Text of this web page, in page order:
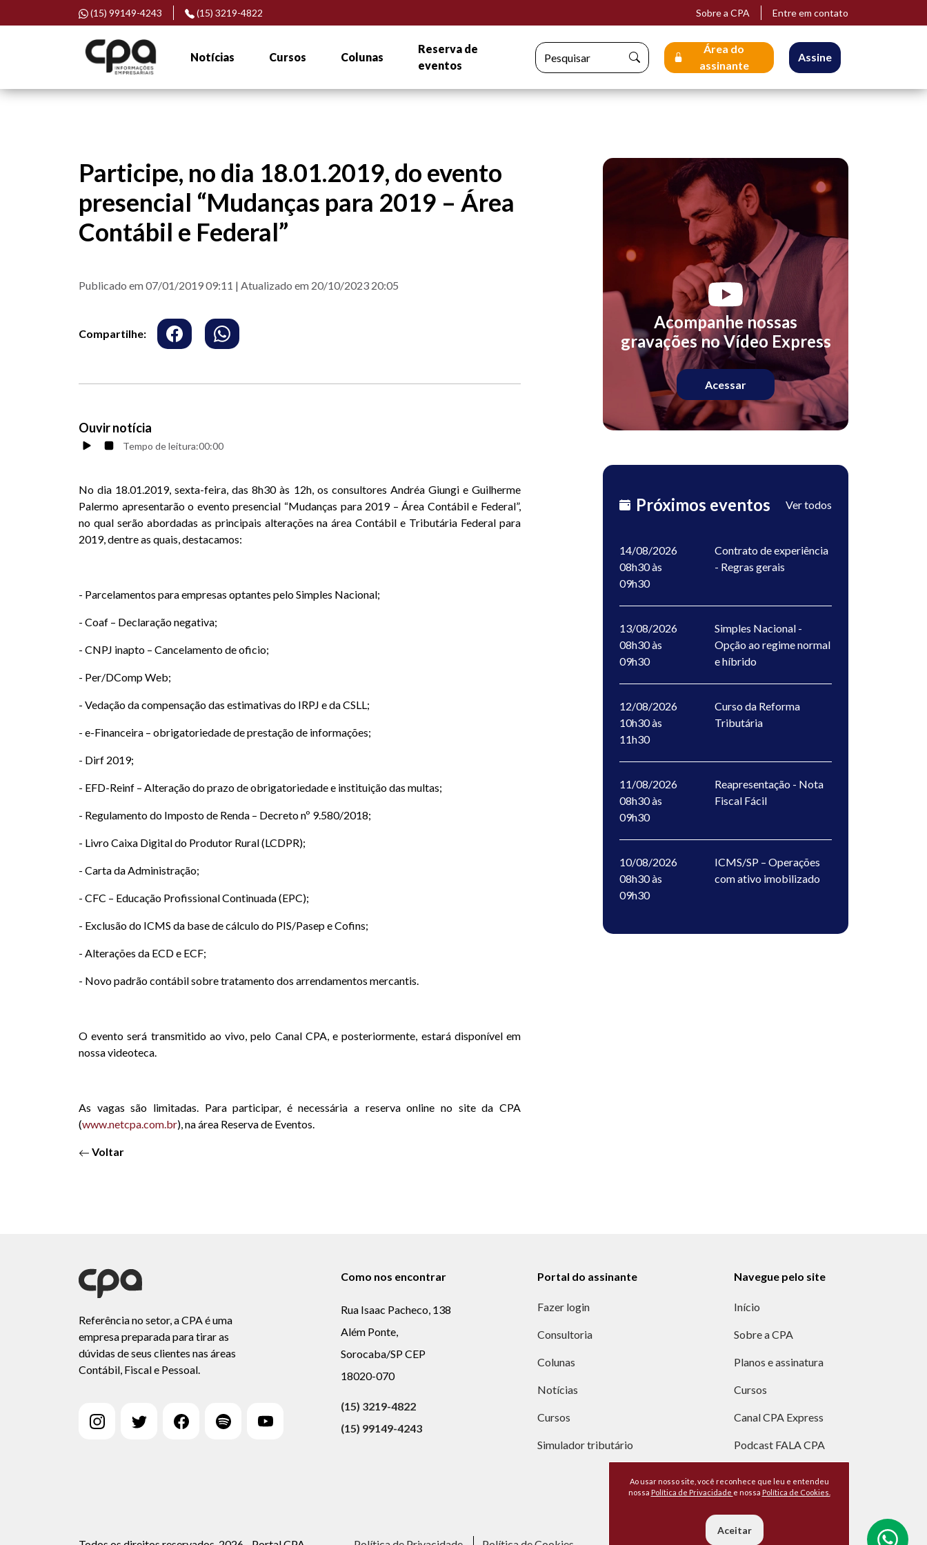
(15) 99149-4243 (15) 3219-4822 Sobre a CPA Entre em contato
Notícias Cursos Colunas
Reserva de
eventos
Pesquisar
Área do
assinante
Assine
Participe, no dia 18.01.2019, do evento
presencial “Mudanças para 2019 – Área
Contábil e Federal”
Publicado em 07/01/2019 09:11 | Atualizado em 20/10/2023 20:05
Compartilhe:
Ouvir notícia
Tempo de leitura:00:00
No dia 18.01.2019, sexta-feira, das 8h30 às 12h, os consultores Andréa Giungi e Guilherme
Palermo apresentarão o evento presencial “Mudanças para 2019 – Área Contábil e Federal”,
no qual serão abordadas as principais alterações na área Contábil e Tributária Federal para
2019, dentre as quais, destacamos:
- Parcelamentos para empresas optantes pelo Simples Nacional;
- Coaf – Declaração negativa;
- CNPJ inapto – Cancelamento de oficio;
- Per/DComp Web;
- Vedação da compensação das estimativas do IRPJ e da CSLL;
- e-Financeira – obrigatoriedade de prestação de informações;
- Dirf 2019;
- EFD-Reinf – Alteração do prazo de obrigatoriedade e instituição das multas;
- Regulamento do Imposto de Renda – Decreto nº 9.580/2018;
- Livro Caixa Digital do Produtor Rural (LCDPR);
- Carta da Administração;
- CFC – Educação Profissional Continuada (EPC);
- Exclusão do ICMS da base de cálculo do PIS/Pasep e Cofins;
- Alterações da ECD e ECF;
- Novo padrão contábil sobre tratamento dos arrendamentos mercantis.
O evento será transmitido ao vivo, pelo Canal CPA, e posteriormente, estará disponível em
nossa videoteca.
As vagas são limitadas. Para participar, é necessária a reserva online no site da CPA
(www.netcpa.com.br), na área Reserva de Eventos.
Voltar
Acompanhe nossas
gravações no Vídeo Express
Acessar
Próximos eventos Ver todos
14/08/2026
08h30 às
09h30
Contrato de experiência
- Regras gerais
13/08/2026
08h30 às
09h30
Simples Nacional -
Opção ao regime normal
e híbrido
12/08/2026
10h30 às
11h30
Curso da Reforma
Tributária
11/08/2026
08h30 às
09h30
Reapresentação - Nota
Fiscal Fácil
10/08/2026
08h30 às
09h30
ICMS/SP – Operações
com ativo imobilizado
Referência no setor, a CPA é uma
empresa preparada para tirar as
dúvidas de seus clientes nas áreas
Contábil, Fiscal e Pessoal.
Como nos encontrar
Rua Isaac Pacheco, 138
Além Ponte,
Sorocaba/SP CEP
18020-070
(15) 3219-4822
(15) 99149-4243
Portal do assinante
Fazer login
Consultoria
Colunas
Notícias
Cursos
Simulador tributário
Navegue pelo site
Início
Sobre a CPA
Planos e assinatura
Cursos
Canal CPA Express
Podcast FALA CPA
Trabalhe conosco
Ao usar nosso site, você reconhece que leu e entendeu
nossa Política de Privacidade e nossa Política de Cookies.
Aceitar